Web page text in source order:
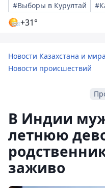
#Выборы в Курултай
+31°
Новости Казахстана и
Новости происшествий
В Индии
летнюю
заживо